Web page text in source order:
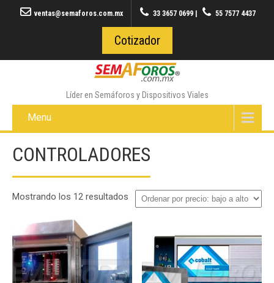
ventas@semaforos.com.mx 33 3657 0699 55 7577 4437
Cotizador
Líder en Semáforos y Dispositivos Viales
Menu
CONTROLADORES
Mostrando los 12 resultados Ordenado
por
precio:
bajo
a
alto